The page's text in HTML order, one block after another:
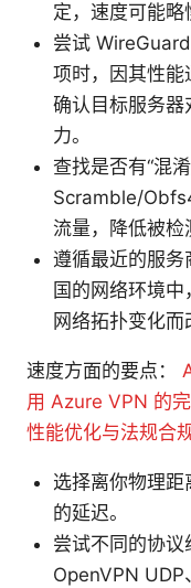
定，速度可能略
尝试
项时，因其性
确认目标服务
力。
查找是否有“混
Scramble/
流量，降低被检
遵循最近的服务
国的网络环境
网络拓扑变化而
速度方面的要点：
用 Azure VPN 的
性能优化与法规合
选择离你物理
的延迟。
尝试不同的协议
OpenVPN UDP